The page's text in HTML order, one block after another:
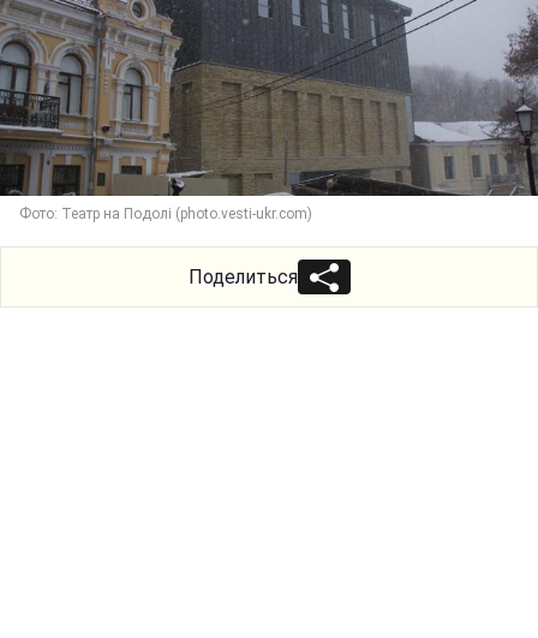
Фото: Театр на Подолі (photo.vesti-ukr.com)
Поделиться